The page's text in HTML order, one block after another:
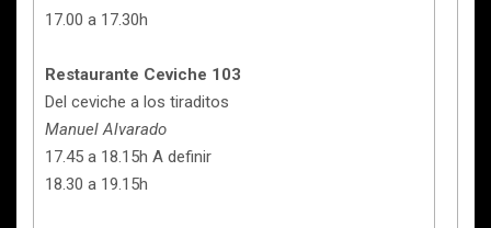
17.00 a 17.30h
Restaurante Ceviche 103
Del ceviche a los tiraditos
Manuel Alvarado
17.45 a 18.15h A definir
18.30 a 19.15h